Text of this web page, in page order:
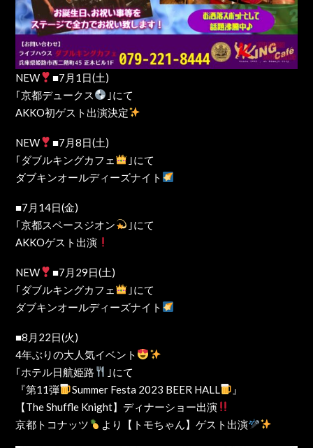
NEW
■7月1日(土)
｢京都デュークス
｣にて
AKKO初ゲスト出演決定
NEW
■7月8日(土)
｢ダブルキングカフェ
｣にて
ダブキンオールディーズナイト
■7月14日(金)
｢京都スペースジオン
｣にて
AKKOゲスト出演
NEW
■7月29日(土)
｢ダブルキングカフェ
｣にて
ダブキンオールディーズナイト
■8月22日(火)
4年ぶりの大人気イベント
｢ホテル日航姫路
｣にて
『第11弾
Summer Festa 2023 BEER HALL
』
【The Shuffle Knight】ディナーショー出演
京都トコナッツ
より【トモちゃん】ゲスト出演